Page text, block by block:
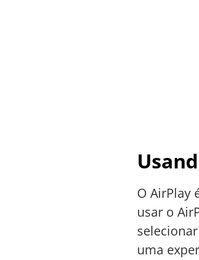
O AirPlay
usar o
uma